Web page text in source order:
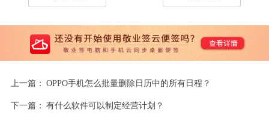
上一篇： OPPO手机怎么批量删除日历中的所有日程？
下一篇： 有什么软件可以制定经营计划？